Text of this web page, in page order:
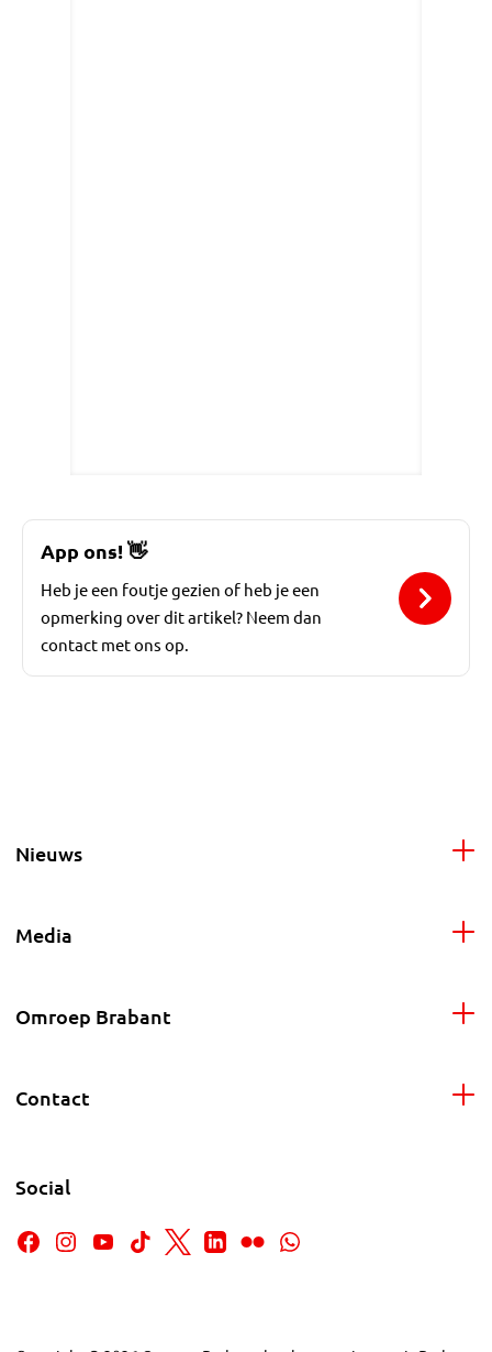
App ons!👋
Heb je een foutje gezien of heb je een
opmerking over dit artikel? Neem dan
contact met ons op.
Nieuws
Media
Omroep Brabant
Contact
Social